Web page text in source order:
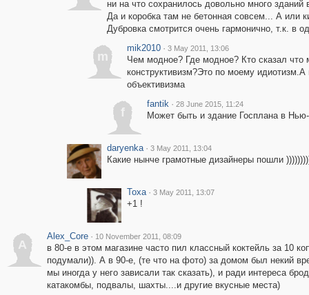
ни на что сохранилось довольно много зданий
Да и коробка там не бетонная совсем... А или
Дубровка смотрится очень гармонично, т.к. в
m
mik2010 · 3 May 2011, 13:06
Чем модное? Где модное? Кто сказал
конструктивизм?Это по моему
объективизма
f
fantik · 28 June 2015, 11:24
Может быть и здание Госплана в
daryenka · 3 May 2011, 13:04
Какие нынче грамотные дизайнеры пошли
Toxa · 3 May 2011, 13:07
+1 !
A
Alex_Core · 10 November 2011, 08:09
в 80-е в этом магазине часто пил классный коктейль за 10
подумали)). А в 90-е, (те что на фото) за домом был некий
мы иногда у него зависали так сказать), и ради интереса
катакомбы, подвалы, шахты....и другие вкусные места)